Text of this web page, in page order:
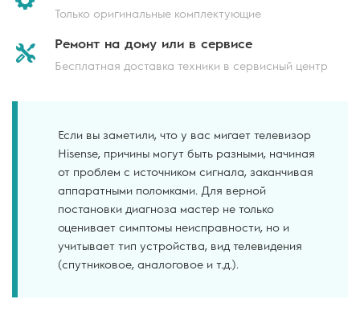
Только оригинальные комплектующие
Ремонт на дому или в сервисе
Бесплатная доставка техники в сервисный центр
Если вы заметили, что у вас мигает телевизор
Hisense, причины могут быть разными, начиная
от проблем с источником сигнала, заканчивая
аппаратными поломками. Для верной
постановки диагноза мастер не только
оценивает симптомы неисправности, но и
учитывает тип устройства, вид телевидения
(спутниковое, аналоговое и т.д.).